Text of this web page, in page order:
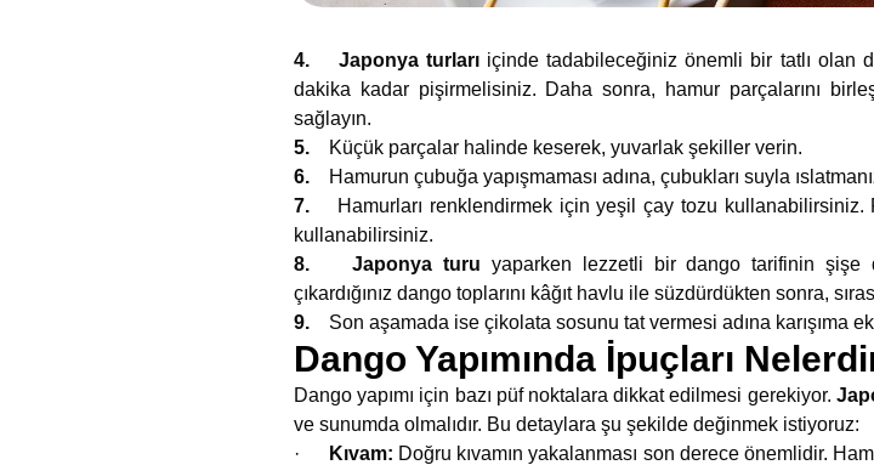
4. Japonya turları içinde tadabileceğiniz önemli bir tatlı olan
dakika kadar pişirmelisiniz. Daha sonra, hamur parçalarını
sağlayın.
5.
Küçük parçalar halinde keserek, yuvarlak şekiller verin.
6.
Hamurun çubuğa yapışmaması adına, çubukları suyla
7.
Hamurları renklendirmek için yeşil çay tozu kullanabilirsiniz.
kullanabilirsiniz.
8. Japonya turu yaparken lezzetli bir dango tarifinin şişe
çıkardığınız dango toplarını kâğıt havlu ile süzdürdükten sonra,
9. Son aşamada ise çikolata sosunu tat vermesi adına karışıma
Dango Yapımında İpuçları
Dango yapımı için bazı püf noktalara dikkat edilmesi gerekiyor.
ve sunumda olmalıdır. Bu detaylara şu şekilde değinmek istiyoruz:
·
Kıvam: Doğru kıvamın yakalanması son derece önemlidir.